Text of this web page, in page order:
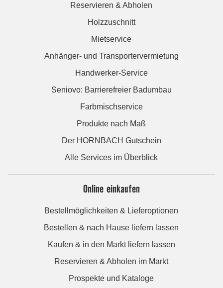
Reservieren & Abholen
Holzzuschnitt
Mietservice
Anhänger- und Transportervermietung
Handwerker-Service
Seniovo: Barrierefreier Badumbau
Farbmischservice
Produkte nach Maß
Der HORNBACH Gutschein
Alle Services im Überblick
Online einkaufen
Bestellmöglichkeiten & Lieferoptionen
Bestellen & nach Hause liefern lassen
Kaufen & in den Markt liefern lassen
Reservieren & Abholen im Markt
Prospekte und Kataloge